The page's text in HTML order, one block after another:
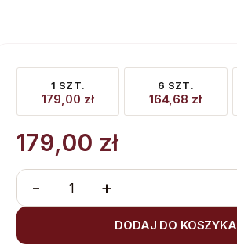
1 SZT.
179,00 zł
6 SZT.
164,68 zł
179,00 zł
- +
DODAJ DO KOSZYKA